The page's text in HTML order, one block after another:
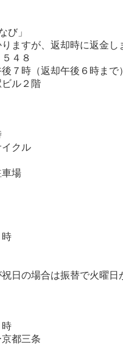
び」
ますが、返却時に返金し
４８
７時（返却午後６時まで）
ル２階
クル
場
時
日の場合は振替で火曜日
時
都三条